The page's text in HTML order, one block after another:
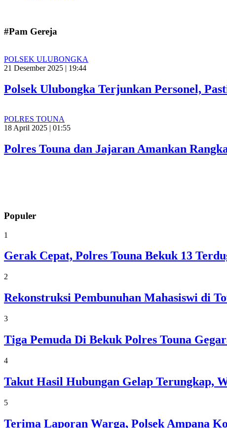
#Pam Gereja
POLSEK ULUBONGKA
21 Desember 2025 | 19:44
Polsek Ulubongka Terjunkan Personel,
POLRES TOUNA
18 April 2025 | 01:55
Polres Touna dan Jajaran Amankan
Populer
1
Gerak Cepat, Polres Touna Bekuk 13
2
Rekonstruksi Pembunuhan Mahasiswi di
3
Tiga Pemuda Di Bekuk Polres Touna
4
Takut Hasil Hubungan Gelap Terungkap,
5
Terima Laporan Warga, Polsek Ampana